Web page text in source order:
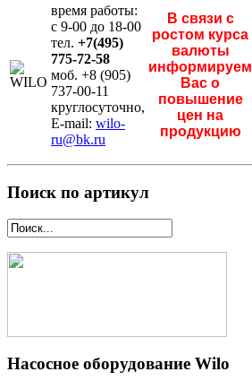
время работы:
с 9-00 до 18-00
тел. +7(495)
775-72-58
моб. +8 (905)
737-00-11
круглосуточно,
E-mail: wilo-
ru@bk.ru
В связи с
ростом курса
валюты
информируем
Вас о
повышение
цен на
продукцию
Поиск по артикул
Насосное оборудование Wilo